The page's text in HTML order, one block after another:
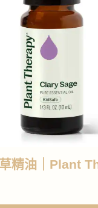
精油｜Plant